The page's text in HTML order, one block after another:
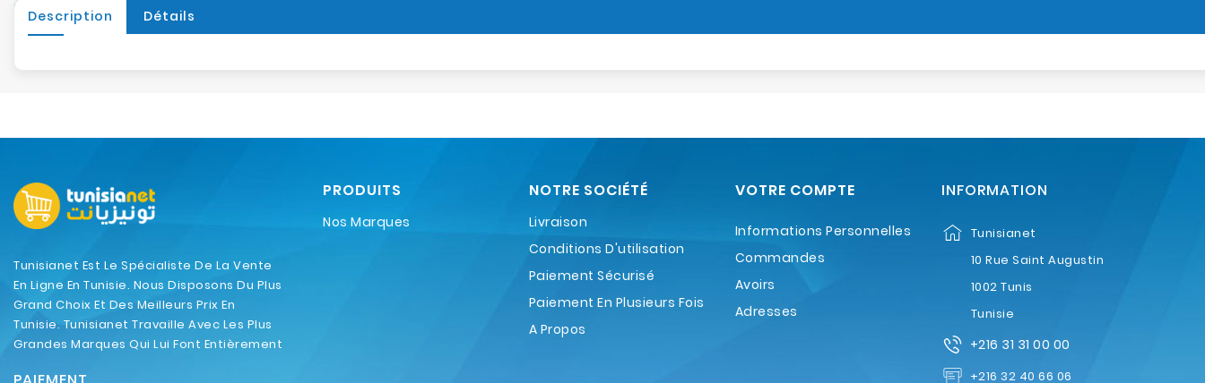
Description Détails
Tunisianet Est Le Spécialiste De La Vente
En Ligne En Tunisie. Nous Disposons Du Plus
Grand Choix Et Des Meilleurs Prix En
Tunisie. Tunisianet Travaille Avec Les Plus
Grandes Marques Qui Lui Font Entièrement
PRODUITS
Nos Marques
NOTRE SOCIÉTÉ
Livraison
Conditions D'utilisation
Paiement Sécurisé
Paiement En Plusieurs Fois
A Propos
VOTRE COMPTE
Informations Personnelles
Commandes
Avoirs
Adresses
INFORMATION
Tunisianet
10 Rue Saint Augustin
1002 Tunis
Tunisie
+216 31 31 00 00
+216 32 40 66 06